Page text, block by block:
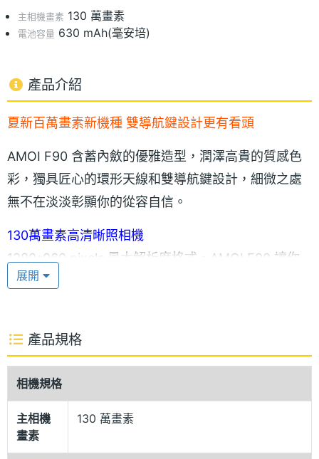
主相機畫素 130 萬畫素
電池容量 630 mAh(毫安培)
產品介紹
夏新百萬畫素新機種 雙導航鍵設計更有看頭
AMOI F90 含蓄內斂的優雅造型，潤澤高貴的質感色
彩，獨具匠心的環形天線和雙導航鍵設計，細微之處
無不在淡淡彰顯你的從容自信。
130萬畫素高清晰照相機
1280*960 pixels 最大解析度格式，AMOI F90 讓你
生活精彩點滴完美刻畫；USB資料線隨機配贈，AMOI
8倍變焦 動態攝影 多種拍攝處理模式
靠近一點，再靠近一點，AMOI F90 的8倍變焦功能帶
來更精準的目標拍攝，AMOI F90 動態攝影供您記錄
怦然心動的點滴過程，更有四格畫面、旋轉、延時、
夜景多種拍照模式，灰度、懷舊、底片、曝光4種拍攝
展開
產品規格
相機規格
主相機
畫素
130 萬畫素